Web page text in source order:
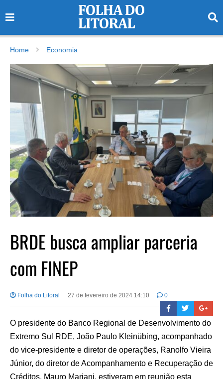
Home Economia
BRDE busca ampliar parceria
com FINEP
Folha do Litoral 27 de fevereiro de 2024 14:10 0
O presidente do Banco Regional de Desenvolvimento do
Extremo Sul RDE, João Paulo Kleinübing, acompanhado
do vice-presidente e diretor de operações, Ranolfo Vieira
Júnior, do diretor de Acompanhamento e Recuperação de
Créditos, Mauro Mariani, estiveram em reunião esta